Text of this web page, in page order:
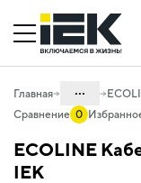
Главная ...
Сравнение 0
ECOLINE
IEK